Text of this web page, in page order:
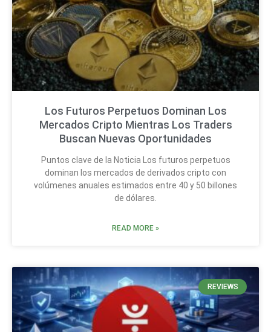
Los Futuros Perpetuos Dominan Los
Mercados Cripto Mientras Los Traders
Buscan Nuevas Oportunidades
Puntos clave de la Noticia Los futuros perpetuos
dominan los mercados de derivados cripto con
volúmenes anuales estimados entre 40 y 50 billones
de dólares.
READ MORE »
REVIEWS